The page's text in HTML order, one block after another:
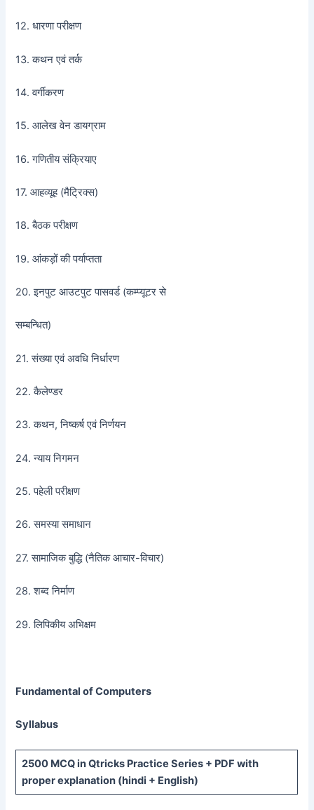
12. धारणा परीक्षण
13. कथन एवं तर्क
14. वर्गीकरण
15. आलेख वेन डायग्राम
16. गणितीय संक्रियाए
17. आहव्यूह (मैट्रिक्स)
18. बैठक परीक्षण
19. आंकड़ों की पर्याप्तता
20. इनपुट आउटपुट पासवर्ड (कम्प्यूटर से
सम्बन्धित)
21. संख्या एवं अवधि निर्धारण
22. कैलेण्डर
23. कथन, निष्कर्ष एवं निर्णयन
24. न्याय निगमन
25. पहेली परीक्षण
26. समस्या समाधान
27. सामाजिक बुद्धि (नैतिक आचार-विचार)
28. शब्द निर्माण
29. लिपिकीय अभिक्षम
Fundamental of Computers
Syllabus
2500 MCQin Qtricks Practice Series + PDF with
proper explanation (hindi + English)